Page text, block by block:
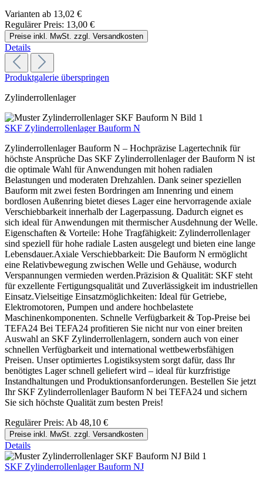
Varianten ab 13,02 €
Regulärer Preis: 13,00 €
Preise inkl. MwSt. zzgl. Versandkosten
Details
Produktgalerie überspringen
Zylinderrollenlager
SKF Zylinderrollenlager Bauform N
Zylinderrollenlager Bauform N – Hochpräzise Lagertechnik für
höchste Ansprüche Das SKF Zylinderrollenlager der Bauform N ist
die optimale Wahl für Anwendungen mit hohen radialen
Belastungen und moderaten Drehzahlen. Dank seiner speziellen
Bauform mit zwei festen Bordringen am Innenring und einem
bordlosen Außenring bietet dieses Lager eine hervorragende axiale
Verschiebbarkeit innerhalb der Lagerpassung. Dadurch eignet es
sich ideal für Anwendungen mit thermischer Ausdehnung der Welle.
Eigenschaften & Vorteile: Hohe Tragfähigkeit: Zylinderrollenlager
sind speziell für hohe radiale Lasten ausgelegt und bieten eine lange
Lebensdauer.Axiale Verschiebbarkeit: Die Bauform N ermöglicht
eine Relativbewegung zwischen Welle und Gehäuse, wodurch
Verspannungen vermieden werden.Präzision & Qualität: SKF steht
für exzellente Fertigungsqualität und Zuverlässigkeit im industriellen
Einsatz.Vielseitige Einsatzmöglichkeiten: Ideal für Getriebe,
Elektromotoren, Pumpen und andere hochbelastete
Maschinenkomponenten. Schnelle Verfügbarkeit & Top-Preise bei
TEFA24 Bei TEFA24 profitieren Sie nicht nur von einer breiten
Auswahl an SKF Zylinderrollenlagern, sondern auch von einer
schnellen Verfügbarkeit und international wettbewerbsfähigen
Preisen. Unser optimiertes Logistiksystem sorgt dafür, dass Ihr
benötigtes Lager schnell geliefert wird – ideal für kurzfristige
Instandhaltungen und Produktionsanforderungen. Bestellen Sie jetzt
Ihr SKF Zylinderrollenlager Bauform N bei TEFA24 und sichern
Sie sich höchste Qualität zum besten Preis!
Regulärer Preis: Ab 48,10 €
Preise inkl. MwSt. zzgl. Versandkosten
Details
SKF Zylinderrollenlager Bauform NJ